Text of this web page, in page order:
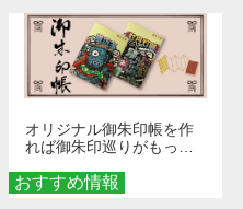
おすすめ情報
オリジナル御朱印帳を作
れば御朱印巡りがもっと
ダーメイドする魅力と選
び方